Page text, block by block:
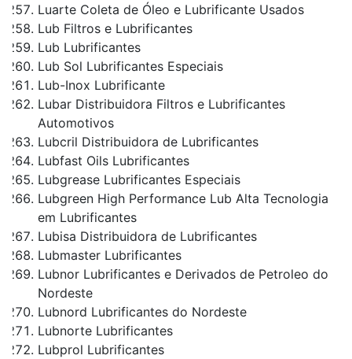
Luarte Coleta de Óleo e Lubrificante Usados
Lub Filtros e Lubrificantes
Lub Lubrificantes
Lub Sol Lubrificantes Especiais
Lub-Inox Lubrificante
Lubar Distribuidora Filtros e Lubrificantes
Automotivos
Lubcril Distribuidora de Lubrificantes
Lubfast Oils Lubrificantes
Lubgrease Lubrificantes Especiais
Lubgreen High Performance Lub Alta Tecnologia
em Lubrificantes
Lubisa Distribuidora de Lubrificantes
Lubmaster Lubrificantes
Lubnor Lubrificantes e Derivados de Petroleo do
Nordeste
Lubnord Lubrificantes do Nordeste
Lubnorte Lubrificantes
Lubprol Lubrificantes